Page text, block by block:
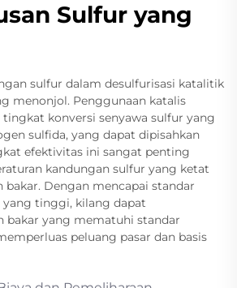
Sulfur yang
sulfur dalam desulfurisasi katalitik
menonjol. Penggunaan katalis
konversi senyawa sulfur yang
sulfida, yang dapat dipisahkan
efektivitas ini sangat penting
kandungan sulfur yang ketat
bakar. Dengan mencapai standar
tinggi, kilang dapat
bakar yang mematuhi standar
peluang pasar dan basis